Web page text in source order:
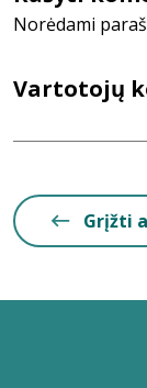
Vartotojų
Norėdami
Grįžti